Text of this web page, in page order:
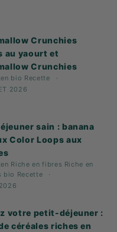
Crunchies
au yaourt et
Crunchies
bio Recette
2026
sain : banana
Color Loops aux
Riche en fibres Riche en
bio Recette
votre petit-déjeuner :
céréales riches en